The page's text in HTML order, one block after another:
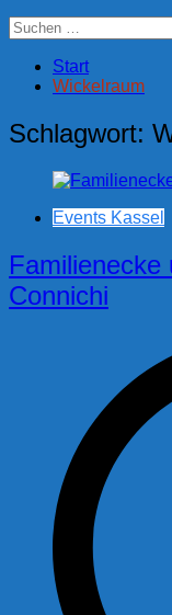
Start
Wickelraum
Schlagwort:
Events Kassel
Familienecke
Connichi